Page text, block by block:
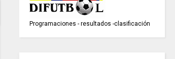
Programaciones - resultados -clasificación